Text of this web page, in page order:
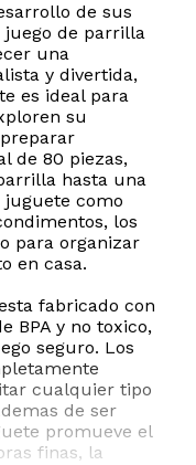
de sus
juego de parrilla
una
y divertida,
es ideal para
su
de 80 piezas,
hasta una
juguete como
los
para organizar
en casa.
fabricado con
BPA y no toxico,
seguro. Los
cualquier tipo
de ser
promueve el
finas, la